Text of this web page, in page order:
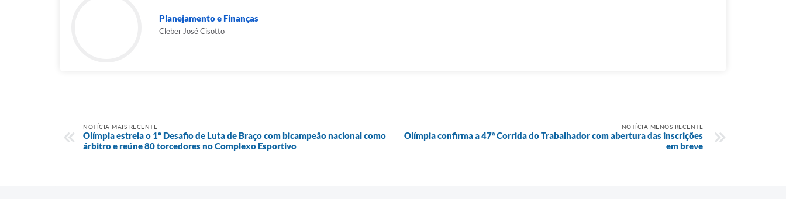
Planejamento e Finanças
Cleber José Cisotto
NOTÍCIA MAIS RECENTE
Olímpia estreia o 1º Desafio de Luta de Braço com bicampeão nacional como
árbitro e reúne 80 torcedores no Complexo Esportivo
NOTÍCIA MENOS RECENTE
Olímpia confirma a 47ª Corrida do Trabalhador com abertura das inscrições
em breve